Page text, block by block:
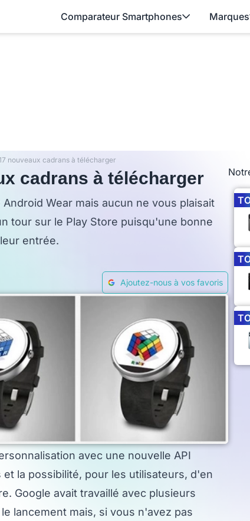
Comparateur Smartphones Marques
nouveaux cadrans à télécharger
cadrans à télécharger
Wear mais aucun ne vous plaisait
tour sur le Play Store puisqu'une bonne
entrée.
Ajoutez-nous à vos favoris
avec une nouvelle API
la possibilité, pour les utilisateurs, d'en
Google avait travaillé avec plusieurs
lancement mais, si vous n'avez pas